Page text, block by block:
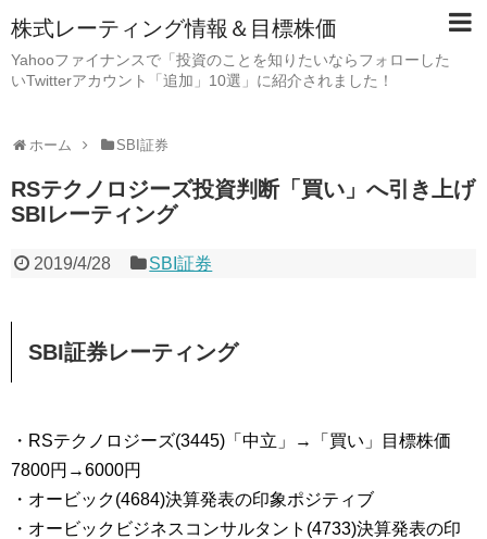
株式レーティング情報＆目標株価
Yahooファイナンスで「投資のことを知りたいならフォローした
いTwitterアカウント「追加」10選」に紹介されました！
ホーム SBI証券
RSテクノロジーズ投資判断「買い」へ引き上げ
SBIレーティング
2019/4/28 SBI証券
SBI証券レーティング
・RSテクノロジーズ(3445)「中立」→「買い」目標株価
7800円→6000円
・オービック(4684)決算発表の印象ポジティブ
・オービックビジネスコンサルタント(4733)決算発表の印